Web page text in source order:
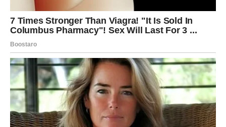
dugoročnosti.
Ovo nije prolazna faza. Ovo je početak stabilnijeg
poglavlja.
ZNAKOVI DA SE IZNENAĐENJE
PRIBLIŽAVA
Obratite pažnju na: